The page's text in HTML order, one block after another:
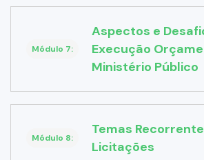
Módulo 7:
Aspectos e
Execução
Ministério Público
Módulo 8:
Temas
Licitações